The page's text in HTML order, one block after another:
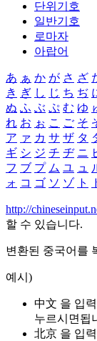
단위기호
일반기호
로마자
아랍어
あ ぁ か が さ ざ
き ぎ し じ ち ぢ
ぬ ふ ぶ ぷ む ゆ
れ お ぉ こ ご そ
ア ァ カ サ ザ タ
ギ シ ジ チ ヂ ニ
フ ブ プ ム ユ ュ
ォ コ ゴ ソ ゾ ト
http://
할 수 있습니다.
변환된 중국어를
예시)
中文 을 입
누르시면됩
北京 을 입